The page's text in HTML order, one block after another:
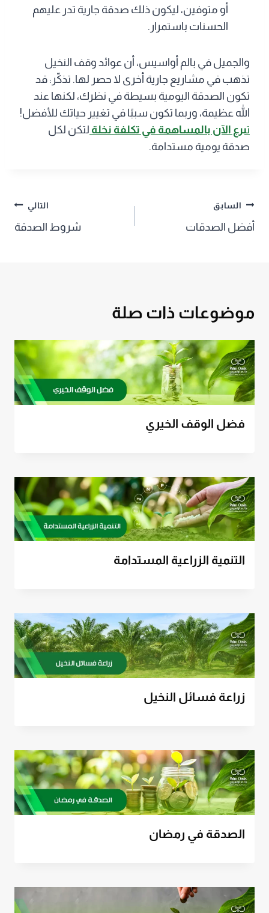
أو متوفين، ليكون ذلك صدقة جارية تدر عليهم
الحسنات باستمرار.
والجميل في بالم أواسيس، أن عوائد وقف النخيل
تذهب في مشاريع جارية أخرى لا حصر لها. تذكّر: قد
تكون الصدقة اليومية بسيطة في نظرك، لكنها عند
الله عظيمة، وربما تكون سببًا في تغيير حياتك للأفضل!
تبرع الآن بالمساهمة في تكلفة نخلة لتكن لكل
صدقة يومية مستدامة.
تصفّح
المقالات
السابق
أفضل الصدقات
التالي
شروط الصدقة
موضوعات ذات صلة
فضل الوقف الخيري
التنمية الزراعية المستدامة
زراعة فسائل النخيل
الصدقة في رمضان